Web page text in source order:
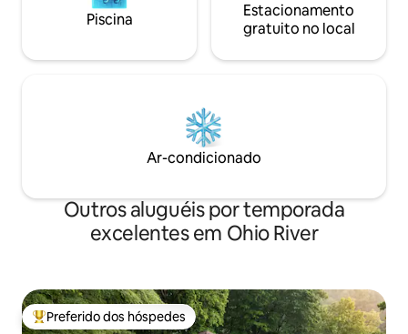
Piscina
Estacionamento
gratuito no local
Ar-condicionado
Outros aluguéis por temporada
excelentes em Ohio River
Entre os melhores preferidos dos hóspedes
Preferido dos hóspedes